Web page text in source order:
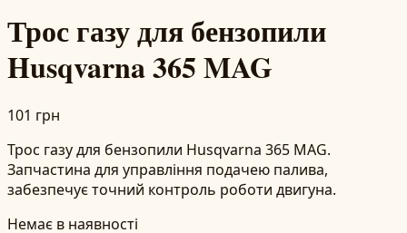
Трос газу для бензопили
Husqvarna 365 MAG
101 грн
Трос газу для бензопили Husqvarna 365 MAG.
Запчастина для управління подачею палива,
забезпечує точний контроль роботи двигуна.
Немає в наявності